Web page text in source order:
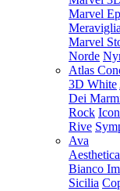
Marvel
Meraviglia
Marvel
Norde
Atlas
3D White
Dei
Rock
Rive
Ava
Aesthetica
Bianco
Sicilia